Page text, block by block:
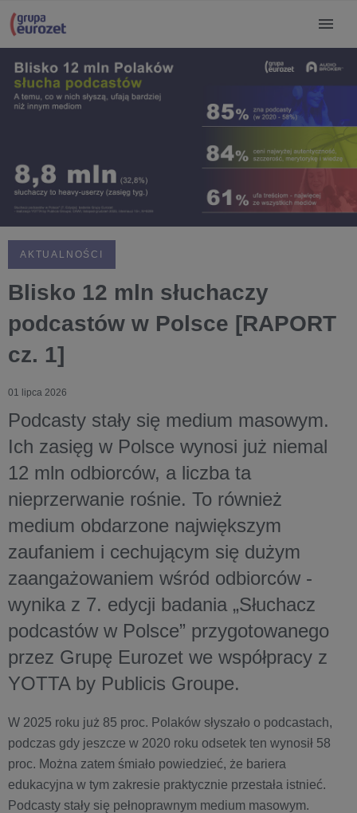
AKTUALNOŚCI
Blisko 12 mln słuchaczy
podcastów w Polsce [RAPORT
cz. 1]
01 lipca 2026
Podcasty stały się medium masowym.
Ich zasięg w Polsce wynosi już niemal
12 mln odbiorców, a liczba ta
nieprzerwanie rośnie. To również
medium obdarzone największym
zaufaniem i cechującym się dużym
zaangażowaniem wśród odbiorców -
wynika z 7. edycji badania „Słuchacz
podcastów w Polsce” przygotowanego
przez Grupę Eurozet we współpracy z
YOTTA by Publicis Groupe.
W 2025 roku już 85 proc. Polaków słyszało o podcastach,
podczas gdy jeszcze w 2020 roku odsetek ten wynosił 58
proc. Można zatem śmiało powiedzieć, że bariera
edukacyjna w tym zakresie praktycznie przestała istnieć.
Podcasty stały się pełnoprawnym medium masowym.